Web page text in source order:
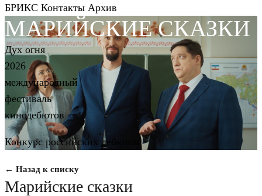
БРИКС Контакты Архив
МАРИЙСКИЕ СКАЗКИ
Дух огня
2026
международный
фестиваль
кинодебютов
Конкурс российских дебютов
← Назад к списку
Марийские сказки